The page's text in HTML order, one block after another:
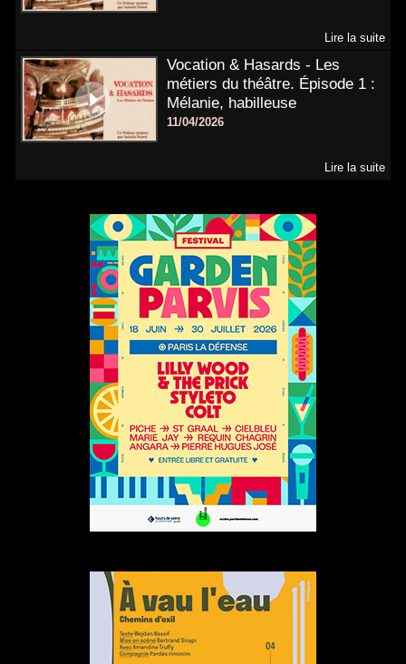
Lire la suite
Vocation & Hasards - Les
métiers du théâtre. Épisode 1 :
Mélanie, habilleuse
11/04/2026
Lire la suite